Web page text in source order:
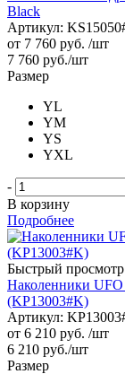
Black
Артикул:
от 7 760 руб. /шт
7 760 руб./шт
Размер
YL
YM
YS
YXL
-
В корзину
Подробнее
Быстрый просмотр
Наколенники
(KP13003#K)
Артикул:
от 6 210 руб. /шт
6 210 руб./шт
Размер